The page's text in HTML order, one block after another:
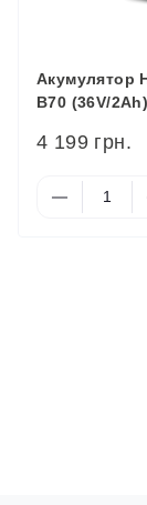
Акумулятор
B70 (36V/
4 199 грн.